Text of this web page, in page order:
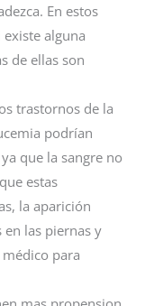
En estos
alguna
de ellas son
trastornos de la
podrían
que la sangre no
estas
la aparición
las piernas y
para